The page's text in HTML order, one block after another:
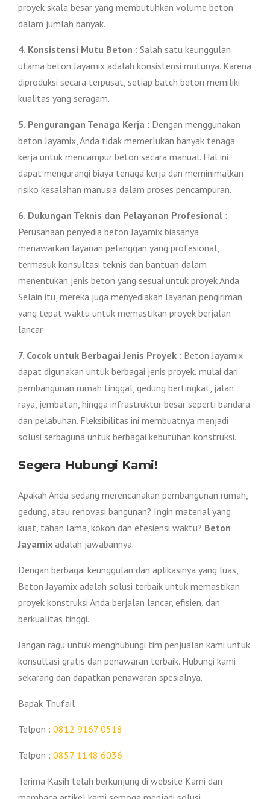
proyek skala besar yang membutuhkan volume beton
dalam jumlah banyak.
4. Konsistensi Mutu Beton : Salah satu keunggulan
utama beton Jayamix adalah konsistensi mutunya. Karena
diproduksi secara terpusat, setiap batch beton memiliki
kualitas yang seragam.
5. Pengurangan Tenaga Kerja : Dengan menggunakan
beton Jayamix, Anda tidak memerlukan banyak tenaga
kerja untuk mencampur beton secara manual. Hal ini
dapat mengurangi biaya tenaga kerja dan meminimalkan
risiko kesalahan manusia dalam proses pencampuran.
6. Dukungan Teknis dan Pelayanan Profesional :
Perusahaan penyedia beton Jayamix biasanya
menawarkan layanan pelanggan yang profesional,
termasuk konsultasi teknis dan bantuan dalam
menentukan jenis beton yang sesuai untuk proyek Anda.
Selain itu, mereka juga menyediakan layanan pengiriman
yang tepat waktu untuk memastikan proyek berjalan
lancar.
7. Cocok untuk Berbagai Jenis Proyek : Beton Jayamix
dapat digunakan untuk berbagai jenis proyek, mulai dari
pembangunan rumah tinggal, gedung bertingkat, jalan
raya, jembatan, hingga infrastruktur besar seperti bandara
dan pelabuhan. Fleksibilitas ini membuatnya menjadi
solusi serbaguna untuk berbagai kebutuhan konstruksi.
Segera Hubungi Kami!
Apakah Anda sedang merencanakan pembangunan rumah,
gedung, atau renovasi bangunan? Ingin material yang
kuat, tahan lama, kokoh dan efesiensi waktu? Beton
Jayamix adalah jawabannya.
Dengan berbagai keunggulan dan aplikasinya yang luas,
Beton Jayamix adalah solusi terbaik untuk memastikan
proyek konstruksi Anda berjalan lancar, efisien, dan
berkualitas tinggi.
Jangan ragu untuk menghubungi tim penjualan kami untuk
konsultasi gratis dan penawaran terbaik. Hubungi kami
sekarang dan dapatkan penawaran spesialnya.
Bapak Thufail
Telpon : 0812 9167 0518
Telpon : 0857 1148 6036
Terima Kasih telah berkunjung di website Kami dan